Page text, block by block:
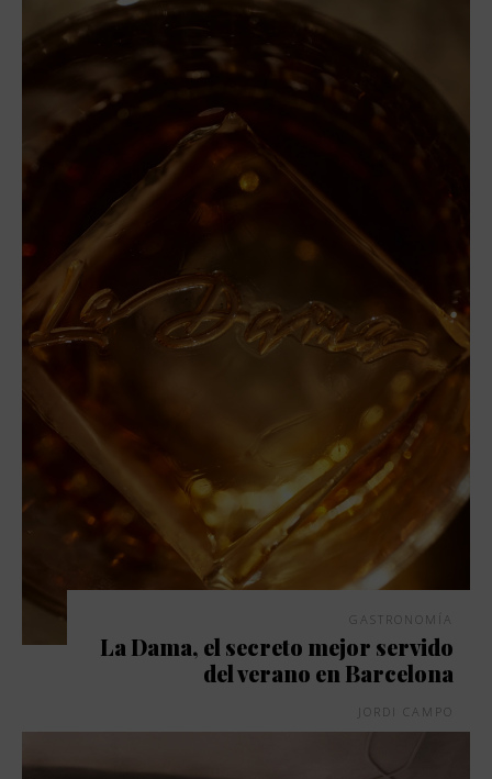
GASTRONOMÍA
La Dama, el secreto mejor servido
del verano en Barcelona
JORDI CAMPO